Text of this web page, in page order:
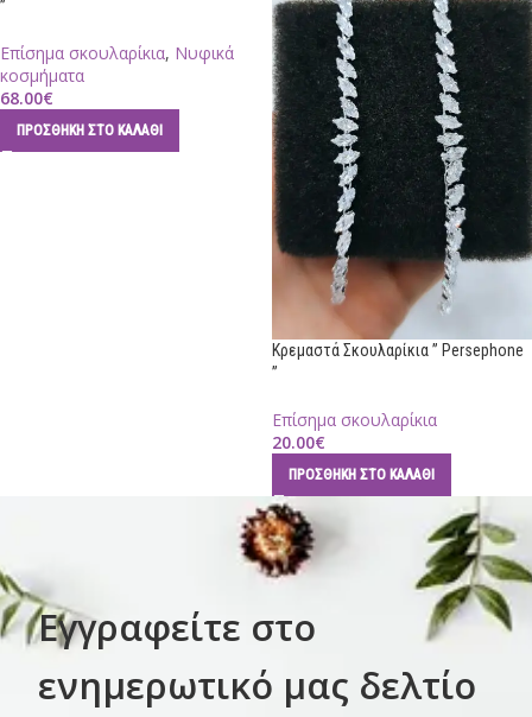
”
Επίσημα σκουλαρίκια, Νυφικά
κοσμήματα
68.00€
ΠΡΟΣΘΉΚΗ ΣΤΟ ΚΑΛΆΘΙ
Κρεμαστά Σκουλαρίκια ” Persephone
”
Επίσημα σκουλαρίκια
20.00€
ΠΡΟΣΘΉΚΗ ΣΤΟ ΚΑΛΆΘΙ
Εγγραφείτε στο
ενημερωτικό μας δελτίο